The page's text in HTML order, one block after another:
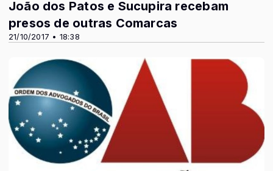
21/10/2017 • 18:38
João dos Patos e Sucupira recebam
presos de outras Comarcas